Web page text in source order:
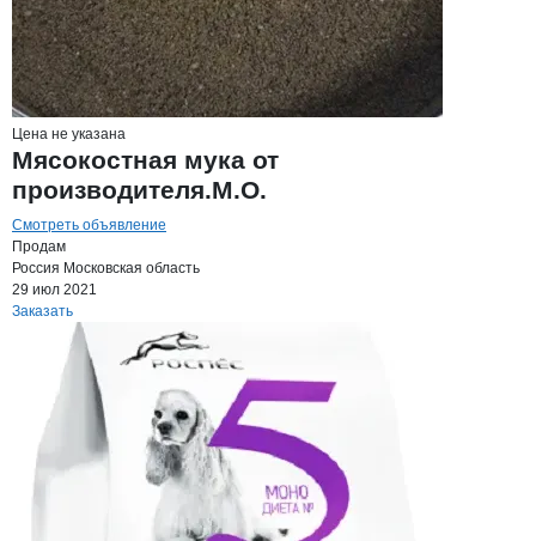
Цена не указана
Мясокостная мука от
производителя.М.О.
Смотреть объявление
Продам
Россия Московская область
29 июл 2021
Заказать